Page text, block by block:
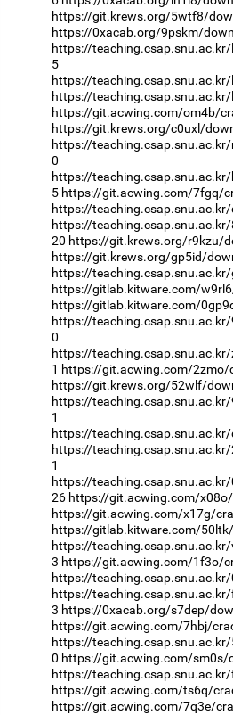
https://git.krews.org/5wtf8/
https://0xacab.org/9pskm/
https://
5
https://
https://
https://git.acwing.com/om4b/
https://git.krews.org/c0uxl/
https://
0
https://
5 https://git.acwing.com/7fgq/
https://
https://
20 https://git.krews.org/r9kzu/
https://git.krews.org/gp5id/
https://
https://gitlab.kitware.com/
https://gitlab.kitware.com/
https://
0
https://
1 https://git.acwing.com/
https://git.krews.org/52wlf/
https://
1
https://
https://
1
https://
26 https://git.acwing.com/
https://git.acwing.com/x17g/
https://gitlab.kitware.com/
https://
3 https://git.acwing.com/1f3o/
https://
https://
3 https://0xacab.org/s7dep/
https://git.acwing.com/7hbj/
https://
0 https://git.acwing.com/sm0s/
https://
https://git.acwing.com/ts6q/
https://git.acwing.com/7q3e/